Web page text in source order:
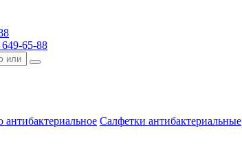
65-88
Салфетки антибактериальные